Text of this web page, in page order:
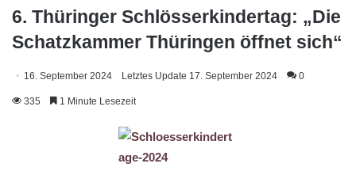
6. Thüringer Schlösserkindertag: „Die
Schatzkammer Thüringen öffnet sich“
16. September 2024 Letztes Update 17. September 2024 0
335 1 Minute Lesezeit